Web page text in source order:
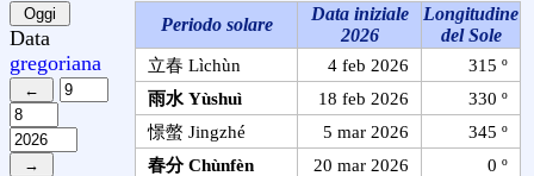
Periodo solare
Data iniziale
2026
Longitudine
del Sole
立春 Lìchùn
4 feb 2026
315 º
雨水 Yùshuì
18 feb 2026
330 º
憬螫 Jingzhé
5 mar 2026
345 º
春分 Chùnfèn
20 mar 2026
0 º
Data
gregoriana